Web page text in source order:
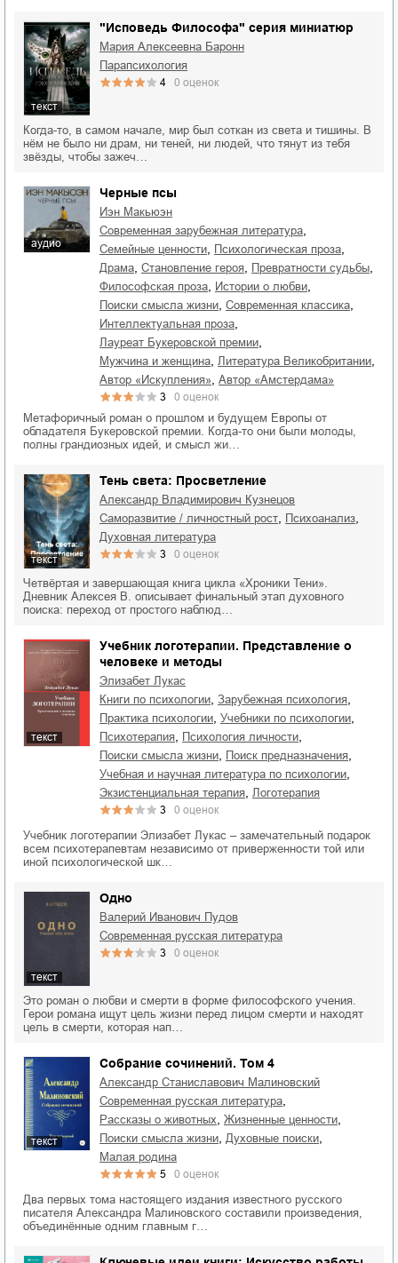
текст
"Исповедь Философа" серия миниатюр
Мария Алексеевна Баронн
парапсихология
4 0 оценок
Когда-то, в самом начале, мир был соткан из света и тишины. В
нём не было ни драм, ни теней, ни людей, что тянут из тебя
звёзды, чтобы зажеч…
аудио
Черные псы
Иэн Макьюэн
современная зарубежная литература
семейные ценности психологическая проза
драма становление героя превратности судьбы
философская проза истории о любви
поиски смысла жизни современная классика
интеллектуальная проза
лауреат Букеровской премии
мужчина и женщина литература Великобритании
автор «Искупления» Автор «Амстердама»
3 0 оценок
Метафоричный роман о прошлом и будущем Европы от
обладателя Букеровской премии. Когда-то они были молоды,
полны грандиозных идей, и смысл жи…
текст
Тень света: Просветление
Александр Владимирович Кузнецов
саморазвитие / личностный рост
психоанализ
духовная литература
3 0 оценок
Четвёртая и завершающая книга цикла «Хроники Тени».
Дневник Алексея В. описывает финальный этап духовного
поиска: переход от простого наблюд…
текст
Учебник логотерапии. Представление о
человеке и методы
Элизабет Лукас
книги по психологии
зарубежная психология
практика психологии учебники по психологии
психотерапия психология личности
поиски смысла жизни поиск предназначения
учебная и научная литература по психологии
экзистенциальная терапия логотерапия
3 0 оценок
Учебник логотерапии Элизабет Лукас – замечательный подарок
всем психотерапевтам независимо от приверженности той или
иной психологической шк…
текст
Одно
Валерий Иванович Пудов
современная русская литература
3 0 оценок
Это роман о любви и смерти в форме философского учения.
Герои романа ищут цель жизни перед лицом смерти и находят
цель в смерти, которая нап…
текст
Собрание сочинений. Том 4
Александр Станиславович Малиновский
современная русская литература
рассказы о животных жизненные ценности
поиски смысла жизни духовные поиски
малая родина
5 0 оценок
Два первых тома настоящего издания известного русского
писателя Александра Малиновского составили произведения,
объединённые одним главным г…